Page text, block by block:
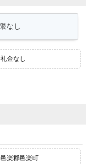
礼金なし
邑楽郡邑楽町